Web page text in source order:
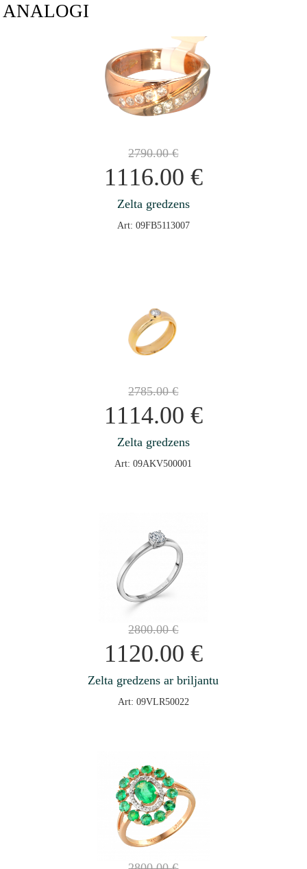
ANALOGI
2790.00€
1116.00 €
Zelta gredzens
Art: 09FB5113007
2785.00€
1114.00 €
Zelta gredzens
Art: 09AKV500001
2800.00€
1120.00 €
Zelta gredzens ar briljantu
Art: 09VLR50022